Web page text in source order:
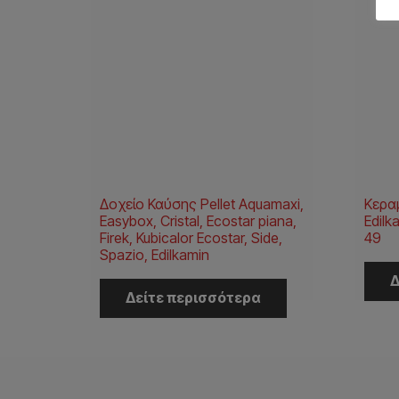
Δοχείο Καύσης Pellet Aquamaxi,
Easybox, Cristal, Ecostar piana,
Firek, Kubicalor Ecostar, Side,
Spazio, Edilkamin
Δείτε περισσότερα
49